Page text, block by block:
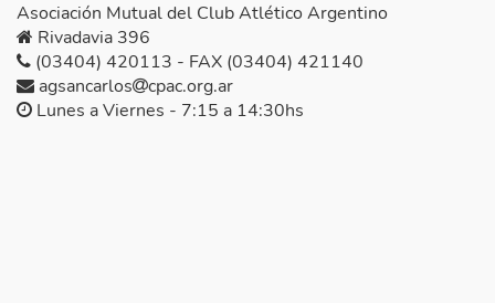
Asociación Mutual del Club Atlético Argentino
Rivadavia 396
(03404) 420113 - FAX (03404) 421140
agsancarlos
cpac.org.ar
Lunes a Viernes - 7:15 a 14:30hs